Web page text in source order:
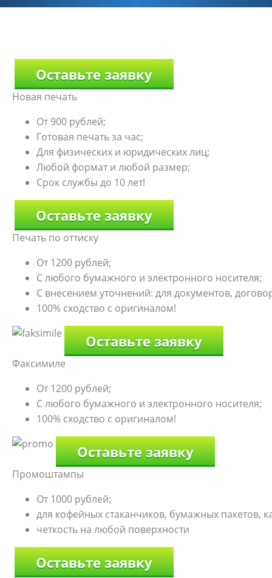
Оставьте заявку
Новая печать
От 900 рублей;
Готовая печать за час;
Для физических и юридических лиц;
Любой формат и любой размер;
Срок службы до 10 лет!
Оставьте заявку
Печать по оттиску
От 1200 рублей;
С любого бумажного и электронного носителя;
С внесением уточнений: для документов,
100% сходство с оригиналом!
Оставьте заявку
Факсимиле
От 1200 рублей;
С любого бумажного и электронного носителя;
100% сходство с оригиналом!
Оставьте заявку
Промоштампы
От 1000 рублей;
для кофейных стаканчиков, бумажных пакетов,
четкость на любой поверхности
Оставьте заявку